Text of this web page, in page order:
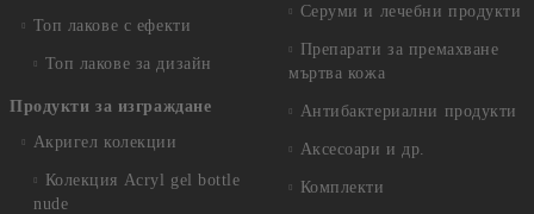
Топ лакове с ефекти
Топ лакове за дизайн
Продукти за изграждане
Акригел колекции
Колекция Acryl gel bottle
nude
Серуми и лечебни продукти
Препарати за премахване
мъртва кожа
Антибактериални продукти
Аксесоари и др.
Комплекти